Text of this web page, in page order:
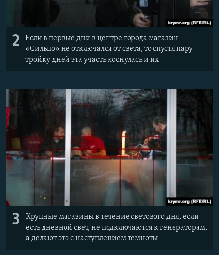
2
Если в первые дни в центре города магазин
«Сильпо» не отключался от света, то спустя пару
тройку дней эта участь коснулась и их
3
Крупные магазины в течение светового дня, если
есть дневной свет, не подключаются к генераторам,
а делают это с наступлением темноты